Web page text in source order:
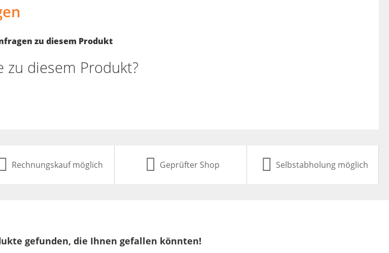
zu diesem Produkt
zu diesem Produkt?
Rechnungskauf möglich Geprüfter Shop Selbstabholung möglich
gefunden, die Ihnen gefallen könnten!